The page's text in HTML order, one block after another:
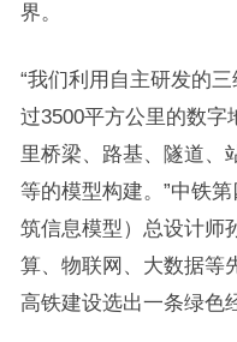
界。
“我们利用自主研发的
过3500平方公里的数字
里桥梁、路基、隧道、
等的模型构建。”中铁
筑信息模型）总设计师
算、物联网、大数据等
高铁建设选出一条绿色